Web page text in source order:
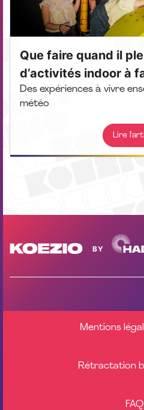
Que faire quand il
d’activités indoor à
Des expériences à vivre
météo
Lire
Mentions
Rétractation
FAQ